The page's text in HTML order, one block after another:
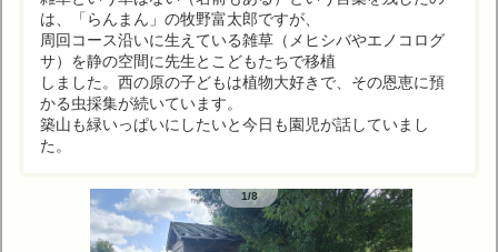
は、「らんまん」の牧野富太郎ですが、
周回コース沿いに生えている雑草（メヒシバやエノコログ
サ）を静の空間に先生とこどもたちで移植
しました。西の原の子どもは植物大好きで、その恩恵に預
かる虫採集が続いています。
築山も緑いっぱいにしたいと今日も園児が話していまし
た。
1/8